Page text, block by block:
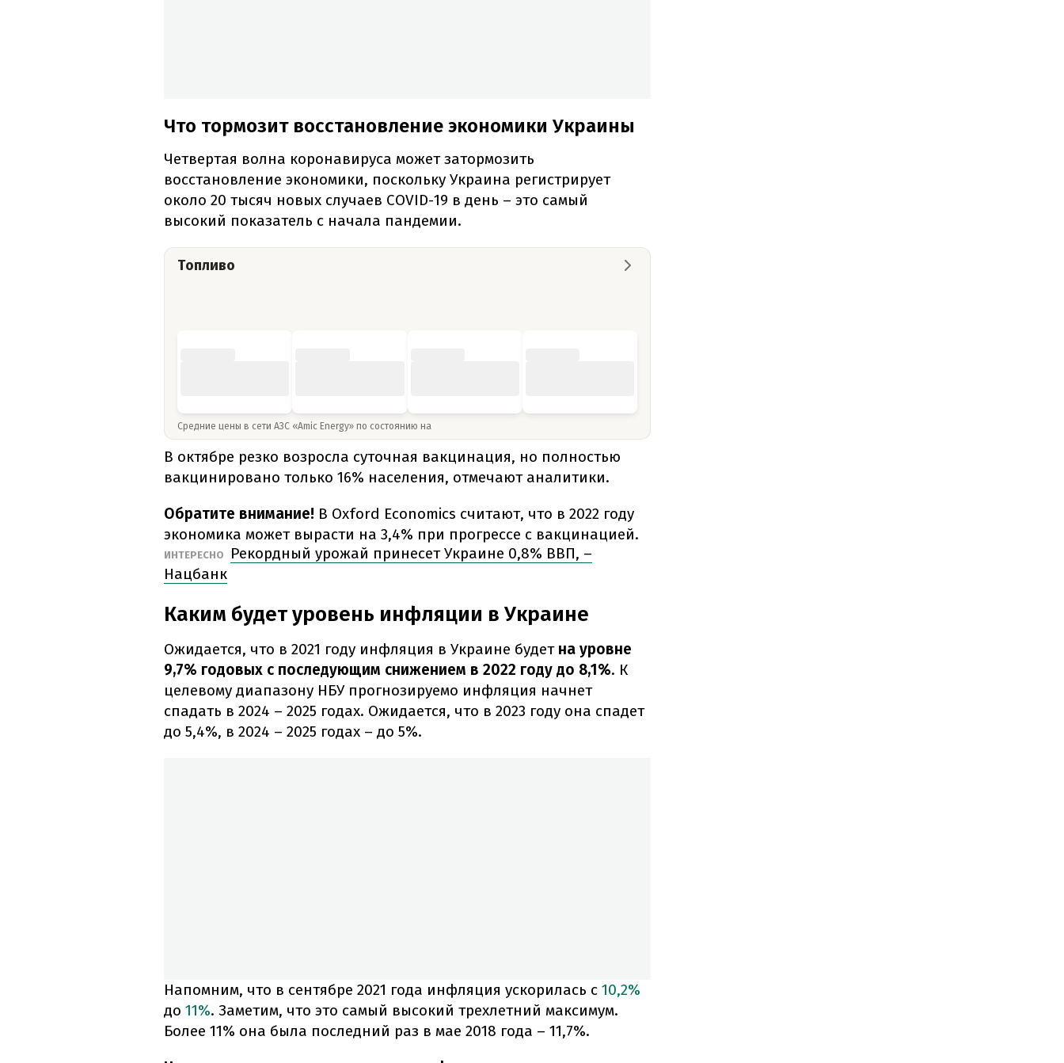
Что тормозит восстановление экономики Украины
Четвертая волна коронавируса может затормозить
восстановление экономики, поскольку Украина регистрирует
около 20 тысяч новых случаев COVID-19 в день – это самый
высокий показатель с начала пандемии.
Топливо
Средние цены в сети АЗС «Amic Energy» по состоянию на
В октябре резко возросла суточная вакцинация, но полностью
вакцинировано только 16% населения, отмечают аналитики.
Обратите внимание! В Oxford Economics считают, что в 2022 году
экономика может вырасти на 3,4% при прогрессе с вакцинацией.
ИНТЕРЕСНО
Рекордный урожай принесет Украине 0,8% ВВП, –
Нацбанк
Каким будет уровень инфляции в Украине
Ожидается, что в 2021 году инфляция в Украине будет на уровне
9,7% годовых с последующим снижением в 2022 году до 8,1%. К
целевому диапазону НБУ прогнозируемо инфляция начнет
спадать в 2024 – 2025 годах. Ожидается, что в 2023 году она спадет
до 5,4%, в 2024 – 2025 годах – до 5%.
Напомним, что в сентябре 2021 года инфляция ускорилась с 10,2%
до 11%. Заметим, что это самый высокий трехлетний максимум.
Более 11% она была последний раз в мае 2018 года – 11,7%.